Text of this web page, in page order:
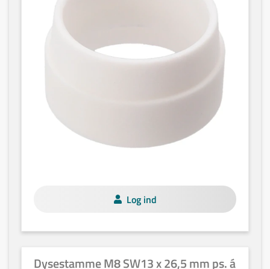
Log ind
Dysestamme M8 SW13 x 26,5 mm ps. á